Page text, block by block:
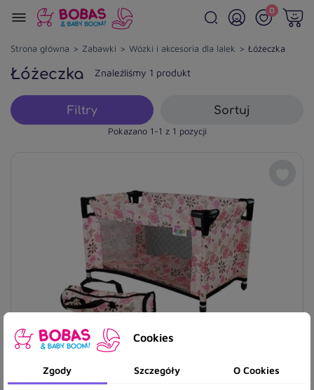
0
Strona główna Zabawki Wózki i akcesoria dla lalek Łóżeczka
Łóżeczka Znaleźliśmy 1 produkt
Filtry Sortuj
Pokazano 1-1 z 1 pozycji
Łóżeczko Łóżko dla Lalek Alice Różowe w Kwiaty
Cookies
Zgody Szczegóły O Cookies